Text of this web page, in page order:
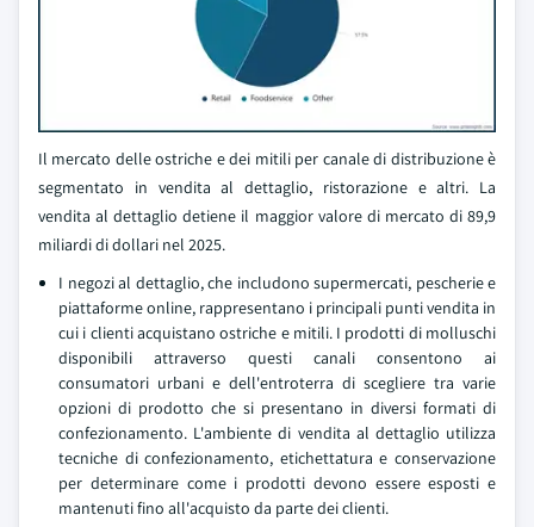
Il mercato delle ostriche e dei mitili per canale di distribuzione è
segmentato in vendita al dettaglio, ristorazione e altri. La
vendita al dettaglio detiene il maggior valore di mercato di 89,9
miliardi di dollari nel 2025.
I negozi al dettaglio, che includono supermercati, pescherie e
piattaforme online, rappresentano i principali punti vendita in
cui i clienti acquistano ostriche e mitili. I prodotti di molluschi
disponibili attraverso questi canali consentono ai
consumatori urbani e dell'entroterra di scegliere tra varie
opzioni di prodotto che si presentano in diversi formati di
confezionamento. L'ambiente di vendita al dettaglio utilizza
tecniche di confezionamento, etichettatura e conservazione
per determinare come i prodotti devono essere esposti e
mantenuti fino all'acquisto da parte dei clienti.